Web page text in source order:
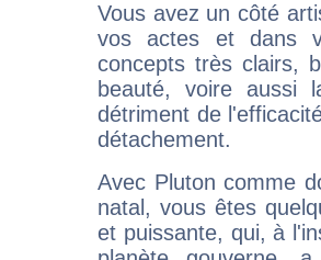
Vous avez un côté
vos actes et dans
concepts très clairs,
beauté, voire aussi
détriment de
détachement.
Avec Pluton comme
natal, vous êtes
et puissante, qui, à